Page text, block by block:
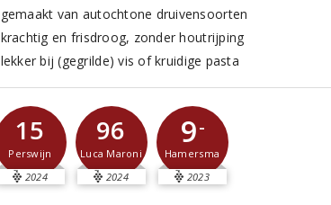
gemaakt van autochtone druivensoorten
krachtig en frisdroog, zonder houtrijping
lekker bij (gegrilde) vis of kruidige pasta
15
Perswijn
2024
96
Luca Maroni
2024
9-
Hamersma
2023